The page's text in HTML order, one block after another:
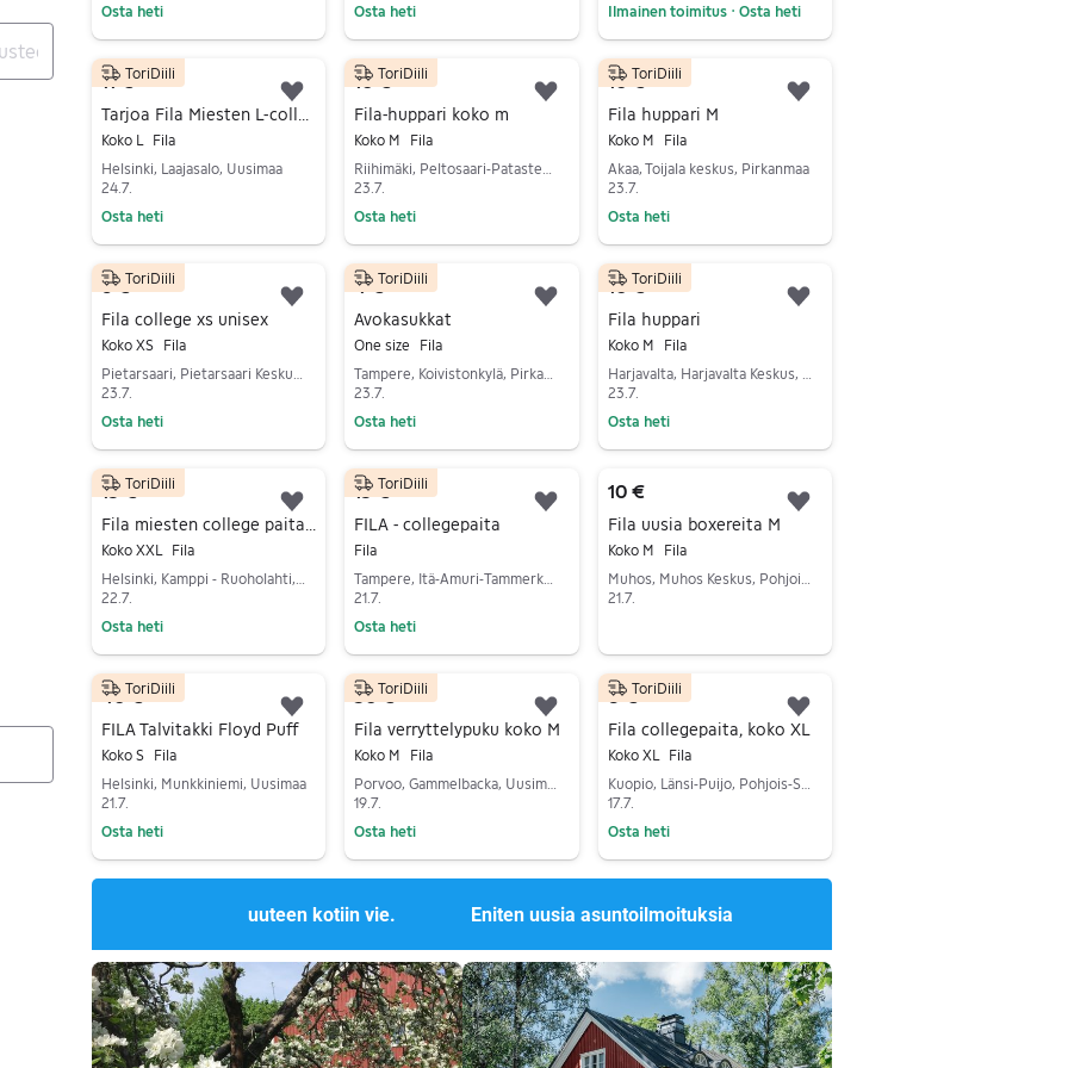
Osta heti
Osta heti
Ilmainen toimitus
• Osta heti
11 €
Koko L
Fila
Helsinki, Laajasalo, Uusimaa
24.7.
Osta heti
ToriDiili
Lisää suosikiksi.
10 €
Fila-huppari koko m
Koko M
Fila
23.7.
Osta heti
ToriDiili
Lisää suosikiksi.
10 €
Fila huppari M
Koko M
Fila
Akaa, Toijala keskus, Pirkanmaa
23.7.
Osta heti
ToriDiili
6 €
Fila college xs unisex
Koko XS
Fila
23.7.
Osta heti
ToriDiili
Lisää suosikiksi.
4 €
Avokasukkat
One size
Fila
23.7.
Osta heti
ToriDiili
Lisää suosikiksi.
10 €
Fila huppari
Koko M
Fila
23.7.
Osta heti
ToriDiili
15 €
Koko XXL
Fila
22.7.
Osta heti
ToriDiili
Lisää suosikiksi.
15 €
FILA - collegepaita
Fila
21.7.
Osta heti
ToriDiili
Lisää suosikiksi.
10 €
Fila uusia boxereita M
Koko M
Fila
21.7.
40 €
FILA Talvitakki Floyd Puff
Koko S
Fila
Helsinki, Munkkiniemi, Uusimaa
21.7.
Osta heti
ToriDiili
Lisää suosikiksi.
50 €
Fila verryttelypuku koko M
Koko M
Fila
19.7.
Osta heti
ToriDiili
Lisää suosikiksi.
8 €
Fila collegepaita, koko XL
Koko XL
Fila
Kuopio, Länsi-Puijo, Pohjois-Savo
17.7.
Osta heti
ToriDiili